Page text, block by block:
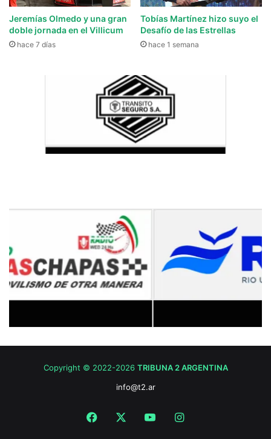
Jeremías Olmedo y una gran
doble jornada en el Villicum
hace 7 días
Tobías Martínez hizo suyo el
Desafío de las Estrellas
hace 1 semana
Copyright © 2022-2026 TRIBUNA 2 ARGENTINA
info@t2.ar
Facebook YouTubeInstagram